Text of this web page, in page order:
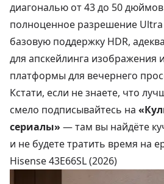
диагональю от 43 до 50
полноценное разрешение Ultra
базовую поддержку HDR,
для апскейлинга изображения
платформы для вечернего
Кстати, если не знаете, что
смело подписывайтесь на
сериалы» — там вы найдёте
и не будете тратить время на
Hisense 43E66SL (2026)